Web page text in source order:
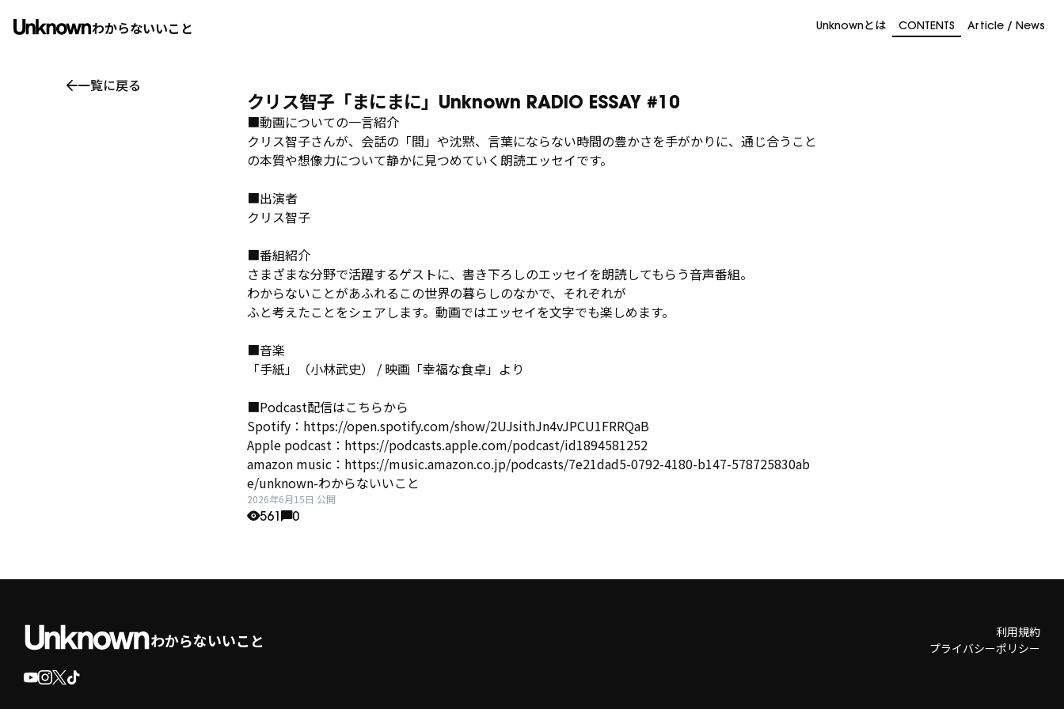
わからないいこと Unknownとは CONTENTS Article / News
一覧に戻る
クリス智子「まにまに」Unknown RADIO ESSAY #10
■動画についての一言紹介
クリス智子さんが、会話の「間」や沈黙、言葉にならない時間の豊かさを手がかりに、通じ合うこと
の本質や想像力について静かに見つめていく朗読エッセイです。
■出演者
クリス智子
■番組紹介
さまざまな分野で活躍するゲストに、書き下ろしのエッセイを朗読してもらう⾳声番組。
わからないことがあふれるこの世界の暮らしのなかで、それぞれが
ふと考えたことをシェアします。動画ではエッセイを⽂字でも楽しめます。
■音楽
「手紙」（小林武史） / 映画「幸福な食卓」より
■Podcast配信はこちらから
Spotify：https://open.spotify.com/show/2UJsithJn4vJPCU1FRRQaB
Apple podcast：https://podcasts.apple.com/podcast/id1894581252
amazon music：https://music.amazon.co.jp/podcasts/7e21dad5-0792-4180-b147-578725830ab
e/unknown-わからないいこと
2026年6月15日 公開
561 0
わからないいこと
利用規約
プライバシーポリシー